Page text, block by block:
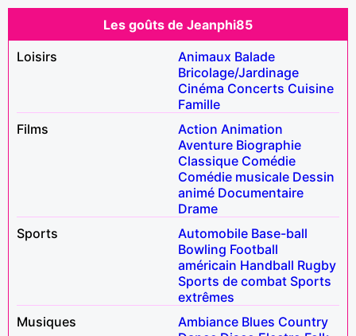
Les goûts de Jeanphi85
Loisirs
Animaux Balade
Bricolage/Jardinage
Cinéma Concerts Cuisine
Famille
Films
Action Animation
Aventure Biographie
Classique Comédie
Comédie musicale Dessin
animé Documentaire
Drame
Sports
Automobile Base-ball
Bowling Football
américain Handball Rugby
Sports de combat Sports
extrêmes
Musiques
Ambiance Blues Country